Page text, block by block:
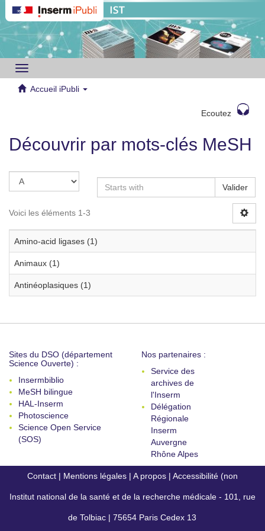
Toggle
navigation
Accueil iPubli
Ecoutez
Découvrir par mots-clés MeSH
Valider
Voici les éléments 1-3
Amino-acid ligases (1)
Animaux (1)
Antinéoplasiques (1)
Sites du DSO (département
Science Ouverte) :
Insermbiblio
MeSH bilingue
HAL-Inserm
Photoscience
Science Open Service
(SOS)
Nos partenaires :
Service des
archives de
l'Inserm
Délégation
Régionale
Inserm
Auvergne
Rhône Alpes
Contact | Mentions légales | A propos | Accessibilité (non
conforme)
Institut national de la santé et de la recherche médicale - 101, rue
de Tolbiac | 75654 Paris Cedex 13